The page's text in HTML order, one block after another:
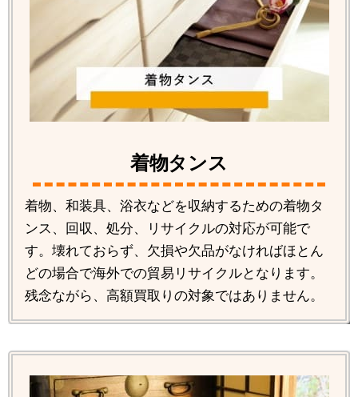
着物タンス
着物、和装具、浴衣などを収納するための着物タ
ンス、回収、処分、リサイクルの対応が可能で
す。壊れておらず、欠損や欠品がなければほとん
どの場合で海外での貿易リサイクルとなります。
残念ながら、高額買取りの対象ではありません。